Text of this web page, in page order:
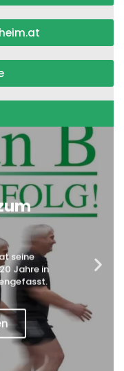
seine
Jahre in